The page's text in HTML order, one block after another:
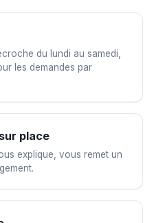
du lundi au samedi,
les demandes par
place
explique, vous remet un